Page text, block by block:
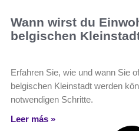
Wann wirst du
belgischen
Erfahren Sie, wie und wann Sie
belgischen Kleinstadt werden
notwendigen Schritte.
Leer más »